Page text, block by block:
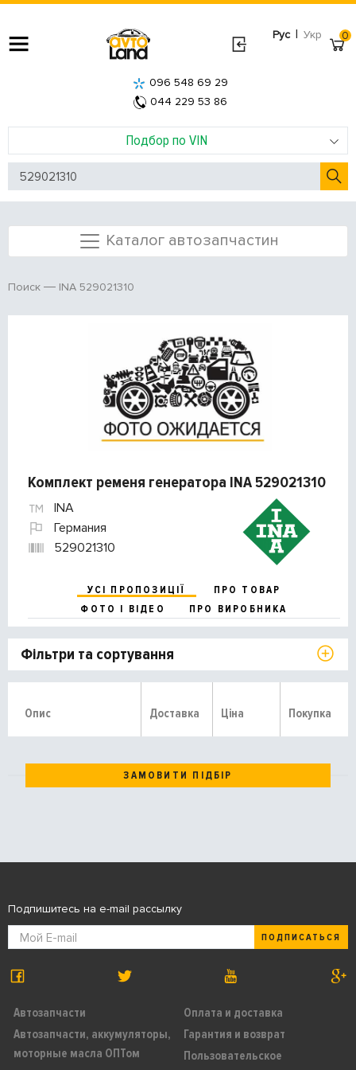
Рус | Укр
Подбор по VIN
096 548 69 29
044 229 53 86
0
Каталог автозапчастин
Поиск INA 529021310
Комплект ременя генератора INA 529021310
INA
Германия
529021310
УСІ ПРОПОЗИЦІЇ
ПРО ТОВАР
ФОТО І ВІДЕО
ПРО ВИРОБНИКА
Фільтри та сортування
Опис Доставка Ціна Покупка
ЗАМОВИТИ ПІДБІР
Автозапчасти
Автозапчасти, аккумуляторы,
моторные масла ОПТом
Оплата и доставка
Гарантия и возврат
Пользовательское
Подпишитесь на e-mail рассылку
ПОДПИСАТЬСЯ